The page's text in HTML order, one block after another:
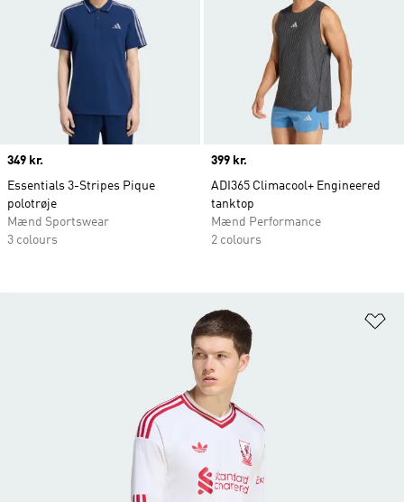
Price
349 kr.
Essentials 3-Stripes Pique
polotrøje
Mænd Sportswear
3 colours
Price
399 kr.
ADI365 Climacool+ Engineered
tanktop
Mænd Performance
2 colours